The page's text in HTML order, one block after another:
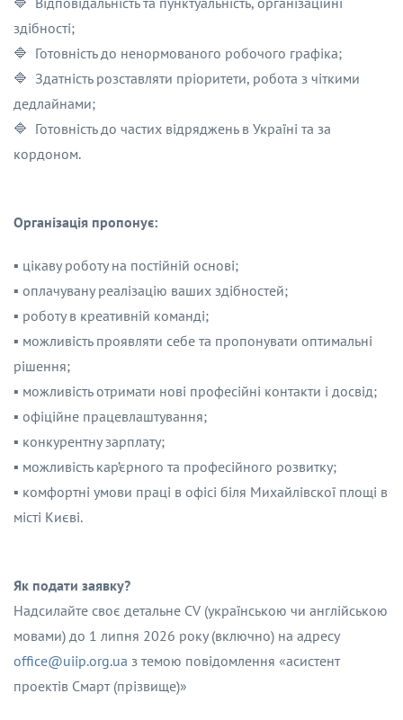
здібності;
🔷 Готовність до ненормованого робочого графіка;
🔷 Здатність розставляти пріоритети, робота з чіткими
дедлайнами;
🔷 Готовність до частих відряджень в Україні та за
кордоном.
Організація пропонує:
▪️ цікаву роботу на постійній основі;
▪️ оплачувану реалізацію ваших здібностей;
▪️ роботу в креативній команді;
▪️ можливість проявляти себе та пропонувати оптимальні
рішення;
▪️ можливість отримати нові професійні контакти і досвід;
▪️ офіційне працевлаштування;
▪️ конкурентну зарплату;
▪️ можливість кар’єрного та професійного розвитку;
▪️ комфортні умови праці в офісі біля Михайлівскої площі в
місті Києві.
Як подати заявку?
Надсилайте своє детальне CV (українською чи англійською
мовами) до 1 липня 2026 року (включно) на адресу
office@uiip.org.ua з темою повідомлення «асистент
проектів Смарт (прізвище)»